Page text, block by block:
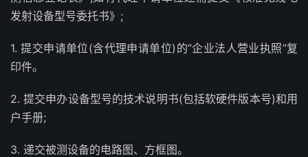
发射设备型号委托书》;
1. 提交申请单位(含代理申请单位)的“企业法人营业执照”复
印件。
2. 提交申办设备型号的技术说明书(包括软硬件版本号)和用
户手册;
3. 递交被测设备的电路图、方框图。